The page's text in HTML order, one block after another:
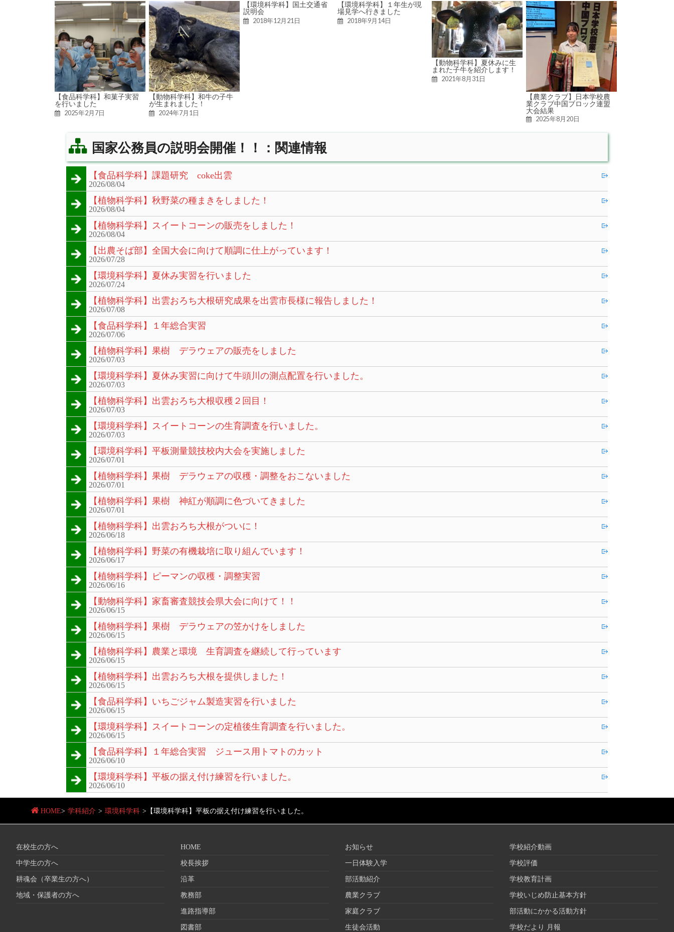
【食品科学科】和菓子実習
を行いました
2025年2月7日
【動物科学科】和牛の子牛
が生まれました！
2024年7月1日
【環境科学科】国土交通省
説明会
2018年12月21日
【環境科学科】１年生が現
場見学へ行きました
2018年9月14日
【動物科学科】夏休みに生
まれた子牛を紹介します！
2021年8月31日
【農業クラブ】日本学校農
業クラブ中国ブロック連盟
大会結果
2025年8月20日
国家公務員の説明会開催！！：関連情報
【食品科学科】課題研究 coke出雲
2026/08/04
【植物科学科】秋野菜の種まきをしました！
2026/08/04
【植物科学科】スイートコーンの販売をしました！
2026/08/04
【出農そば部】全国大会に向けて順調に仕上がっています！
2026/07/28
【環境科学科】夏休み実習を行いました
2026/07/24
【植物科学科】出雲おろち大根研究成果を出雲市長様に報告しました！
2026/07/08
【食品科学科】１年総合実習
2026/07/06
【植物科学科】果樹 デラウェアの販売をしました
2026/07/03
【環境科学科】夏休み実習に向けて牛頭川の測点配置を行いました。
2026/07/03
【植物科学科】出雲おろち大根収穫２回目！
2026/07/03
【環境科学科】スイートコーンの生育調査を行いました。
2026/07/03
【環境科学科】平板測量競技校内大会を実施しました
2026/07/01
【植物科学科】果樹 デラウェアの収穫・調整をおこないました
2026/07/01
【植物科学科】果樹 神紅が順調に色づいてきました
2026/07/01
【植物科学科】出雲おろち大根がついに！
2026/06/18
【植物科学科】野菜の有機栽培に取り組んでいます！
2026/06/17
【植物科学科】ピーマンの収穫・調整実習
2026/06/16
【動物科学科】家畜審査競技会県大会に向けて！！
2026/06/15
【植物科学科】果樹 デラウェアの笠かけをしました
2026/06/15
【植物科学科】農業と環境 生育調査を継続して行っています
2026/06/15
【植物科学科】出雲おろち大根を提供しました！
2026/06/15
【食品科学科】いちごジャム製造実習を行いました
2026/06/15
【環境科学科】スイートコーンの定植後生育調査を行いました。
2026/06/15
【食品科学科】１年総合実習 ジュース用トマトのカット
2026/06/10
【環境科学科】平板の据え付け練習を行いました。
2026/06/10
HOME> 学科紹介 > 環境科学科 > 【環境科学科】平板の据え付け練習を行いました。
在校生の方へ
中学生の方へ
耕魂会（卒業生の方へ）
地域・保護者の方へ
HOME
校長挨拶
沿革
教務部
進路指導部
図書部
お知らせ
一日体験入学
部活動紹介
農業クラブ
家庭クラブ
生徒会活動
学校紹介動画
学校評価
学校教育計画
学校いじめ防止基本方針
部活動にかかる活動方針
学校だより 月報